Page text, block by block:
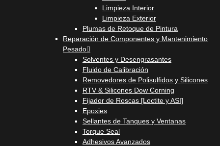
Limpieza Interior
Limpieza Exterior
Plumas de Retoque de Pintura
Reparación de Componentes y Mantenimiento
Pesado
Solventes y Desengrasantes
Fluido de Calibración
Removedores de Polisulfidos y Silicones
RTV & Silicones Dow Corning
Fijador de Roscas [Loctite y ASI]
Epoxies
Sellantes de Tanques y Ventanas
Torque Seal
Adhesivos Avanzados